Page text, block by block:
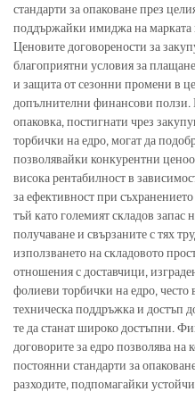
стандарти за опаковане през
поддържайки имиджа на марката
Ценовите договорености за
благоприятни условия за
и защита от сезонни промени в
допълнителни финансови ползи.
опаковка, постигнати чрез
торбички на едро, могат да
позволявайки конкурентни
висока рентабилност в
за ефективност при
тъй като големият складов запас
получаване и свързаните с тях
използването на складовото
отношения с доставчици,
фолиеви торбички на едро,
техническа поддръжка и достъп
те да станат широко достъпни.
договорите за едро позволява на
постоянни стандарти за
разходите, подпомагайки